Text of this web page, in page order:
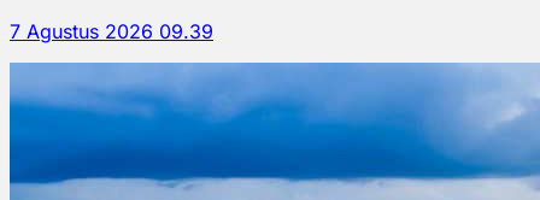
7 Agustus 2026 09.39